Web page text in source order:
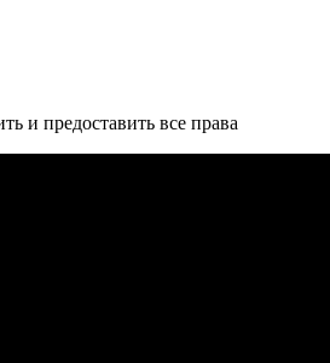
и предоставить все права